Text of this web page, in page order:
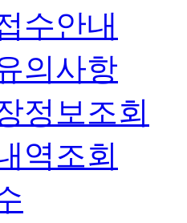
수안내
의사항
정보조회
역조회